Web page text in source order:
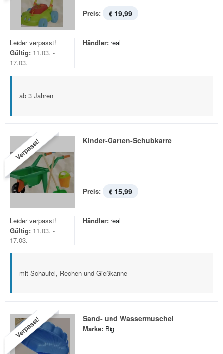
Preis: € 19,99
Leider verpasst!
Gültig: 11.03. -
17.03.
Händler: real
ab 3 Jahren
Verpasst! Kinder-Garten-Schubkarre
Preis: € 15,99
Leider verpasst!
Gültig: 11.03. -
17.03.
Händler: real
mit Schaufel, Rechen und Gießkanne
Verpasst! Sand- und Wassermuschel
Marke: Big